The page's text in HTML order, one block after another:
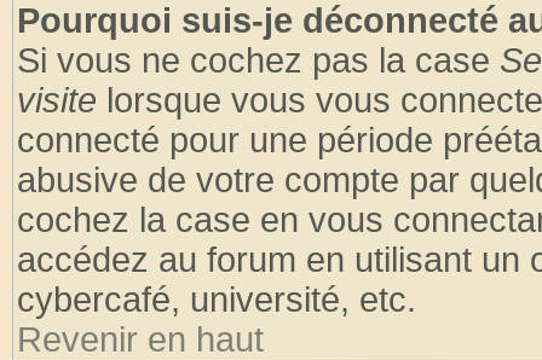
Pourquoi suis-je déconnecté
Si vous ne cochez pas la case
visite lorsque vous vous
connecté pour une période
abusive de votre compte par
cochez la case en vous
accédez au forum en utilisant un
cybercafé, université, etc.
Revenir en haut